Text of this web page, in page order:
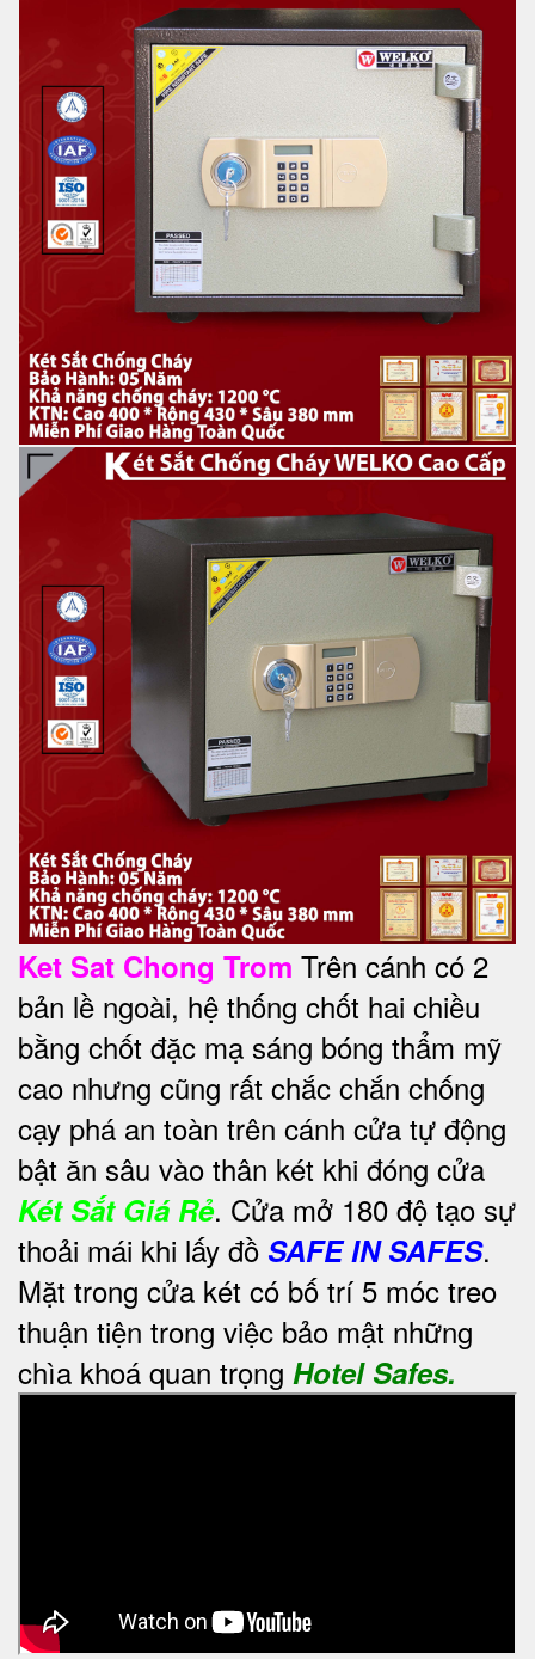
Ket Sat Chong Trom Trên cánh có 2
bản lề ngoài, hệ thống chốt hai chiều
bằng chốt đặc mạ sáng bóng thẩm mỹ
cao nhưng cũng rất chắc chắn chống
cạy phá an toàn trên cánh cửa tự động
bật ăn sâu vào thân két khi đóng cửa
Két Sắt Giá Rẻ. Cửa mở 180 độ tạo sự
thoải mái khi lấy đồ SAFE IN SAFES.
Mặt trong cửa két có bố trí 5 móc treo
thuận tiện trong việc bảo mật những
chìa khoá quan trọng Hotel Safes.